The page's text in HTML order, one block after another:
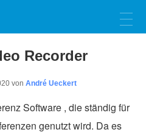
Recorder
vonAndré Ueckert
Software , die ständig für
genutzt wird. Da es